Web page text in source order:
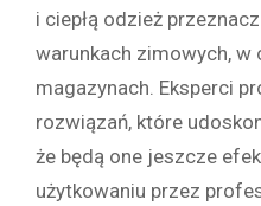
i ciepłą odzież
warunkach zimowych, w
magazynach. Eksperci
rozwiązań, które
że będą one jeszcze
użytkowaniu przez